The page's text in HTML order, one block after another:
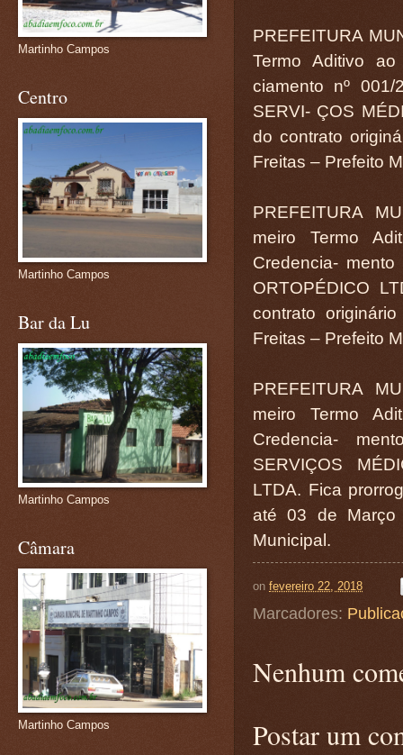
PREFEITURA
Termo Aditivo
ciamento nº 001/
SERVI- ÇOS
do contrato
Freitas – Prefeito
PREFEITURA
meiro Termo
Credencia-
ORTOPÉDICO
contrato
Freitas – Prefeito
PREFEITURA
meiro Termo
Credencia-
SERVIÇOS
LTDA. Fica
até 03 de Março
Municipal.
on fevereiro 22, 2018
Marcadores:
Nenhum
Postar um
Martinho Campos
Centro
Martinho Campos
Bar da Lu
Martinho Campos
Câmara
Martinho Campos